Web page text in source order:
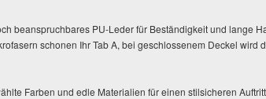
beanspruchbares PU-Leder für Beständigkeit und lange
schonen Ihr Tab A, bei geschlossenem Deckel wird
Farben und edle Materialien für einen stilsicheren Auftritt